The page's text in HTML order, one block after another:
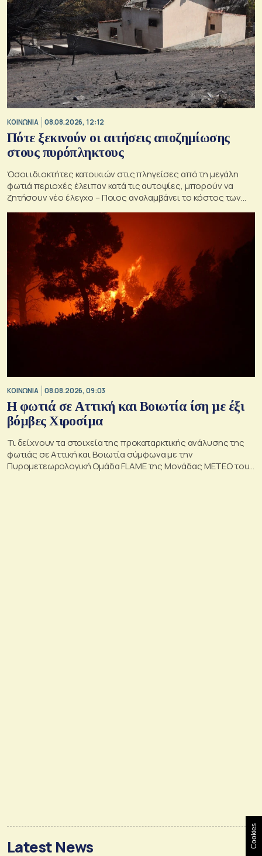
ΚΟΙΝΩΝΙΑ 08.08.2026, 12:12
Πότε ξεκινούν οι αιτήσεις αποζημίωσης
στους πυρόπληκτους
Όσοι ιδιοκτήτες κατοικιών στις πληγείσες από τη μεγάλη
φωτιά περιοχές έλειπαν κατά τις αυτοψίες, μπορούν να
ζητήσουν νέο έλεγχο – Ποιος αναλαμβάνει το κόστος των
ΚΟΙΝΩΝΙΑ 08.08.2026, 09:03
Η φωτιά σε Αττική και Βοιωτία ίση με έξι
βόμβες Χιροσίμα
Τι δείχνουν τα στοιχεία της προκαταρκτικής ανάλυσης της
φωτιάς σε Αττική και Βοιωτία σύμφωνα με την
Πυρομετεωρολογική Ομάδα FLAME της Μονάδας ΜΕΤΕΟ του
Latest News Cookies